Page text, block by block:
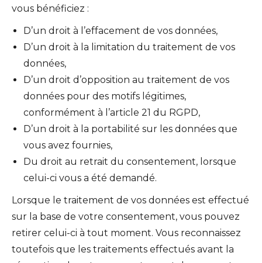
vous bénéficiez :
D’un droit à l’effacement de vos données,
D’un droit à la limitation du traitement de vos
données,
D’un droit d’opposition au traitement de vos
données pour des motifs légitimes,
conformément à l’article 21 du RGPD,
D’un droit à la portabilité sur les données que
vous avez fournies,
Du droit au retrait du consentement, lorsque
celui-ci vous a été demandé.
Lorsque le traitement de vos données est effectué
sur la base de votre consentement, vous pouvez
retirer celui-ci à tout moment. Vous reconnaissez
toutefois que les traitements effectués avant la